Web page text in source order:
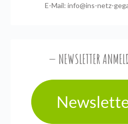
E-Mail: info@ins-netz-
NEWSLETTER